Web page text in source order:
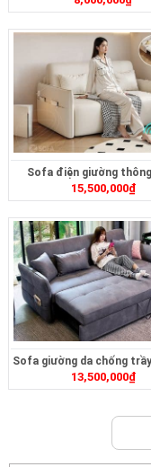
Sofa điện giường
ZD399
15,500,000₫
Sofa giường da chống
13,500,000₫